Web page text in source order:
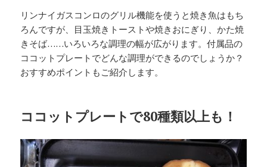
リンナイガスコンロのグリル機能を使うと焼き魚はもち
ろんですが、目玉焼きトーストや焼きおにぎり、かた焼
きそば……いろいろな調理の幅が広がります。付属品の
ココットプレートでどんな調理ができるのでしょうか？
おすすめポイントもご紹介します。
ココットプレートで80種類以上も！